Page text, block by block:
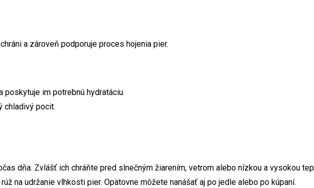
a zároveň podporuje proces hojenia pier.
poskytuje im potrebnú hydratáciu.
chladivý pocit.
dňa. Zvlášť ich chráňte pred slnečným žiarením, vetrom alebo nízkou a vysokou
na udržanie vlhkosti pier. Opätovne môžete nanášať aj po jedle alebo po kúpaní.